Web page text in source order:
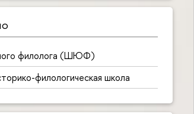
филолога (ШЮФ)
филологическая школа